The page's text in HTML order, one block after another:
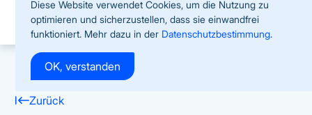
Diese Website verwendet Cookies, um die Nutzung zu
optimieren und sicherzustellen, dass sie einwandfrei
funktioniert. Mehr dazu in der Datenschutzbestimmung.
OK, verstanden
Zurück